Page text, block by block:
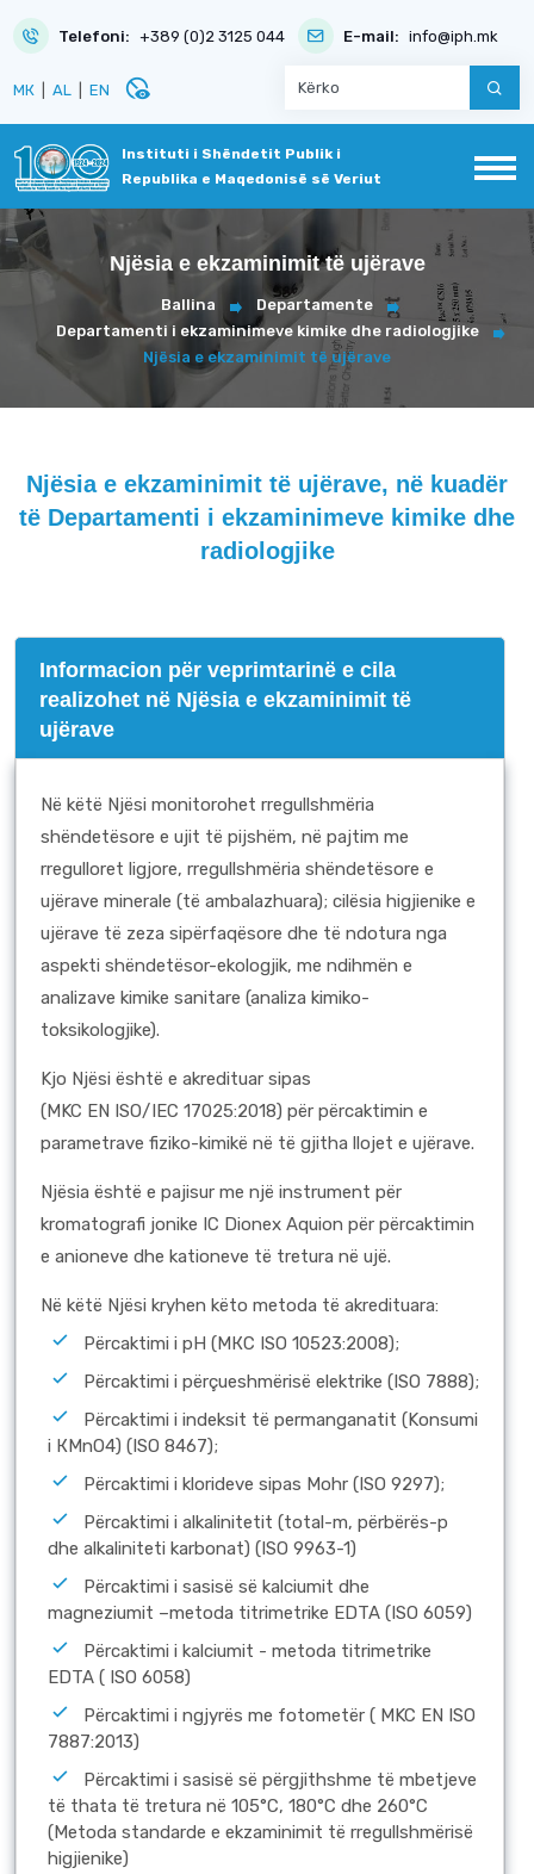
Telefoni: +389 (0)2 3125 044 E-mail: info@iph.mk
МК AL EN disabled_visible
Instituti i Shëndetit Publik i
Republika e Maqedonisë së Veriut
Njësia e ekzaminimit të ujërave
Ballina
Departamente
Departamenti i ekzaminimeve kimike dhe radiologjike
Njësia e ekzaminimit të ujërave
Njësia e ekzaminimit të ujërave, në kuadër
të Departamenti i ekzaminimeve kimike dhe
radiologjike
Informacion për veprimtarinë e cila
realizohet në Njësia e ekzaminimit të
ujërave
Në këtë Njësi monitorohet rregullshmëria
shëndetësore e ujit të pijshëm, në pajtim me
rregulloret ligjore, rregullshmëria shëndetësore e
ujërave minerale (të ambalazhuara); cilësia higjienike e
ujërave të zeza sipërfaqësore dhe të ndotura nga
aspekti shëndetësor-ekologjik, me ndihmën e
analizave kimike sanitare (analiza kimiko-
toksikologjike).
Kjo Njësi është e akredituar sipas
(MKC EN ISO/IEC 17025:2018) për përcaktimin e
parametrave fiziko-kimikë në të gjitha llojet e ujërave.
Njësia është e pajisur me një instrument për
kromatografi jonike IC Dionex Aquion për përcaktimin
e anioneve dhe kationeve të tretura në ujë.
Në këtë Njësi kryhen këto metoda të akredituara:
Përcaktimi i рН (МКC ISO 10523:2008);
Përcaktimi i përçueshmërisë elektrike (ISO 7888);
Përcaktimi i indeksit të permanganatit (Konsumi
i КMnO4) (ISO 8467);
Përcaktimi i klorideve sipas Mohr (ISO 9297);
Përcaktimi i alkalinitetit (total-m, përbërës-p
dhe alkaliniteti karbonat) (ISO 9963-1)
Përcaktimi i sasisë së kalciumit dhe
magneziumit –metoda titrimetrike ЕDTA (ISO 6059)
Përcaktimi i kalciumit - metoda titrimetrike
ЕDTA ( ISO 6058)
Përcaktimi i ngjyrës me fotometër ( MKC EN ISO
7887:2013)
Përcaktimi i sasisë së përgjithshme të mbetjeve
të thata të tretura në 105°С, 180°С dhe 260°С
(Metoda standarde e ekzaminimit të rregullshmërisë
higjienike)